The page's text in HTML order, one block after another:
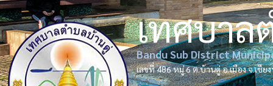
เทศบาล
Bandu Sub District
เลขที่ 486 หมู่ 6 ต.บ้านดู่ อ.เมือง จ.เชีย